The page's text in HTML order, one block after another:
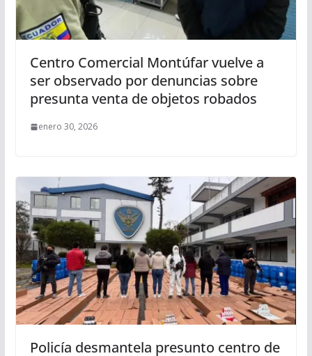
Centro Comercial Montúfar vuelve a
ser observado por denuncias sobre
presunta venta de objetos robados
enero 30, 2026
Policía desmantela presunto centro de